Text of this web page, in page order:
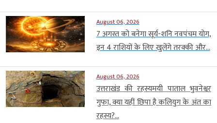
August 06, 2026
7 अगस्त को बनेगा सूर्य-शनि नवपंचम योग,
इन 4 राशियों के लिए खुलेंगे तरक्की और...
August 06, 2026
उत्तराखंड की रहस्यमयी पाताल भुवनेश्वर
गुफा, क्या यहीं छिपा है कलियुग के अंत का
रहस्य?...